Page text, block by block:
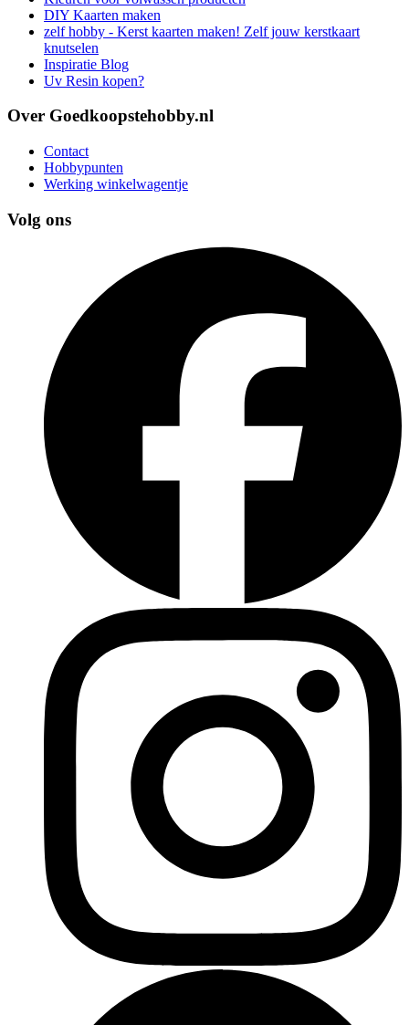
DIY Kaarten maken
zelf hobby - Kerst kaarten maken! Zelf jouw kerstkaart
knutselen
Inspiratie Blog
Uv Resin kopen?
Over Goedkoopstehobby.nl
Contact
Hobbypunten
Werking winkelwagentje
Volg ons